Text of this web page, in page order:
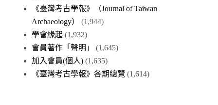
《臺灣考古學報》（Journal of Taiwan
Archaeology）
(1,944)
學會緣起 (1,932)
會員著作「聲明」
(1,645)
加入會員(個人) (1,635)
《臺灣考古學報》各期總覽 (1,614)